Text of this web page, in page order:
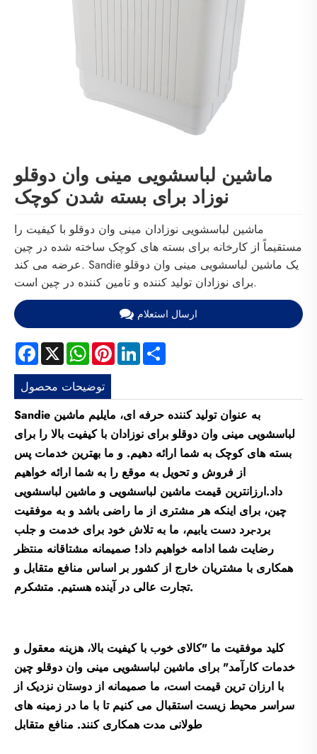
ماشین لباسشویی مینی وان دوقلو
نوزاد برای بسته شدن کوچک
ماشین لباسشویی نوزادان مینی وان دوقلو با کیفیت را
مستقیماً از کارخانه برای بسته های کوچک ساخته شده در چین
عرضه می کند. Sandie یک ماشین لباسشویی مینی وان دوقلو
برای نوزادان تولید کننده و تامین کننده در چین است.
ارسال استعلام
Facebook
X WhatsApp
PinterestLinkedIn
توضیحات محصول
Sandie به عنوان تولید کننده حرفه ای، مایلیم ماشین
لباسشویی مینی وان دوقلو برای نوزادان با کیفیت بالا را برای
بسته های کوچک به شما ارائه دهیم. و ما بهترین خدمات پس
از فروش و تحویل به موقع را به شما ارائه خواهیم
داد.ارزانترین قیمت ماشین لباسشویی و ماشین لباسشویی
چین، برای اینکه هر مشتری از ما راضی باشد و به موفقیت
برد-برد دست یابیم، ما به تلاش خود برای خدمت و جلب
رضایت شما ادامه خواهیم داد! صمیمانه مشتاقانه منتظر
همکاری با مشتریان خارج از کشور بر اساس منافع متقابل و
تجارت عالی در آینده هستیم. متشکرم.
کلید موفقیت ما "کالای خوب با کیفیت بالا، هزینه معقول و
خدمات کارآمد" برای ماشین لباسشویی مینی وان دوقلو چین
با ارزان ترین قیمت است، ما صمیمانه از دوستان نزدیک از
سراسر محیط زیست استقبال می کنیم تا با ما در زمینه های
طولانی مدت همکاری کنند. منافع متقابل